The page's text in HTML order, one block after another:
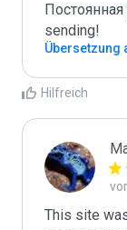
sending!
Übersetzung
Hilfreich
This site